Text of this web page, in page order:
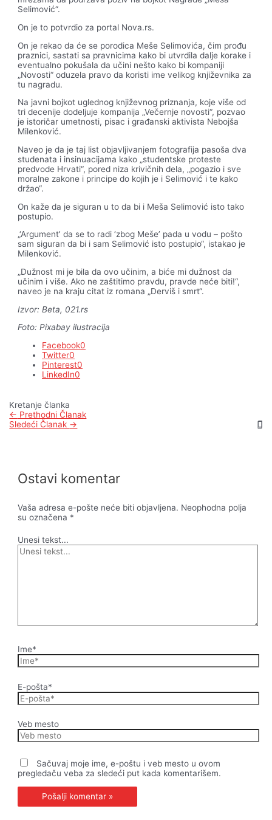
Selimović“.
On je to potvrdio za portal Nova.rs.
On je rekao da će se porodica Meše Selimovića, čim prođu
praznici, sastati sa pravnicima kako bi utvrdila dalje korake i
eventualno pokušala da učini nešto kako bi kompaniji
„Novosti“ oduzela pravo da koristi ime velikog književnika za
tu nagradu.
Na javni bojkot uglednog književnog priznanja, koje više od
tri decenije dodeljuje kompanija „Večernje novosti“, pozvao
je istoričar umetnosti, pisac i građanski aktivista Nebojša
Milenković.
Naveo je da je taj list objavljivanjem fotografija pasoša dva
studenata i insinuacijama kako „studentske proteste
predvode Hrvati“, pored niza krivičnih dela, „pogazio i sve
moralne zakone i principe do kojih je i Selimović i te kako
držao“.
On kaže da je siguran u to da bi i Meša Selimović isto tako
postupio.
„‘Argument’ da se to radi ‘zbog Meše’ pada u vodu – pošto
sam siguran da bi i sam Selimović isto postupio“, istakao je
Milenković.
„Dužnost mi je bila da ovo učinim, a biće mi dužnost da
učinim i više. Ako ne zaštitimo pravdu, pravde neće biti!“,
naveo je na kraju citat iz romana „Derviš i smrt“.
Izvor: Beta, 021.rs
Foto: Pixabay ilustracija
Facebook0
Twitter0
Pinterest0
LinkedIn0
Kretanje članka
← Prethodni Članak
Sledeći Članak →
Ostavi komentar
Vaša adresa e-pošte neće biti objavljena. Neophodna polja
su označena *
Unesi tekst...
Ime*
E-pošta*
Veb mesto
Sačuvaj moje ime, e-poštu i veb mesto u ovom
pregledaču veba za sledeći put kada komentarišem.